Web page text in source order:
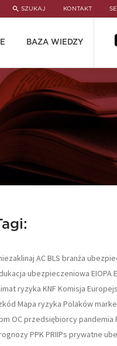
SZUKAJ KONTAKT
BAZA WIEDZY
ACBLS branża
ubezpieczeniowa EIOPA
ryzyka KNF Komisja
Mapa ryzyka Polaków
OC przedsiębiorcypandemia
PPKPRIIPs prywatne